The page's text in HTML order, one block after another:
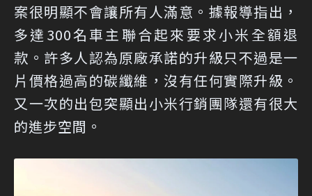
案很明顯不會讓所有人滿意。據報導指出，
多達300名車主聯合起來要求小米全額退
款。許多人認為原廠承諾的升級只不過是一
片價格過高的碳纖維，沒有任何實際升級。
又一次的出包突顯出小米行銷團隊還有很大
的進步空間。